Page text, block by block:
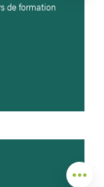
de formation